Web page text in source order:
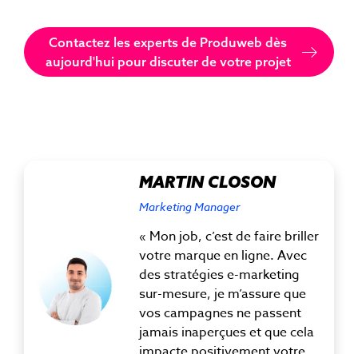
Contactez les experts de Produweb dès
aujourd'hui pour discuter de votre projet
MARTIN CLOSON
Marketing Manager
« Mon job, c’est de faire briller
votre marque en ligne. Avec
des stratégies e-marketing
sur-mesure, je m’assure que
vos campagnes ne passent
jamais inaperçues et que cela